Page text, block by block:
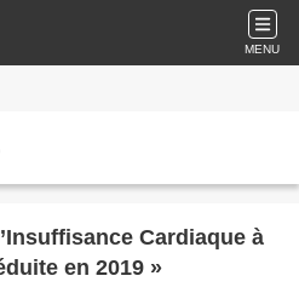
MENU
Cardiaque à
en 2019 »